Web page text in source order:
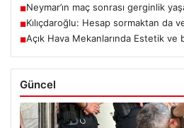
■Neymar’ın maç sonrası gerginlik
■Kılıçdaroğlu: Hesap sormaktan da
■Açık Hava Mekanlarında Estetik ve
Güncel